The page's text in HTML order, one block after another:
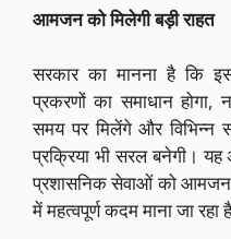
आमजन को मिलेगी बड़ी राहत
सरकार का मानना है कि
प्रकरणों का समाधान होगा,
समय पर मिलेंगे और विभिन्न
प्रक्रिया भी सरल बनेगी।
प्रशासनिक सेवाओं को
में महत्वपूर्ण कदम माना जा रहा